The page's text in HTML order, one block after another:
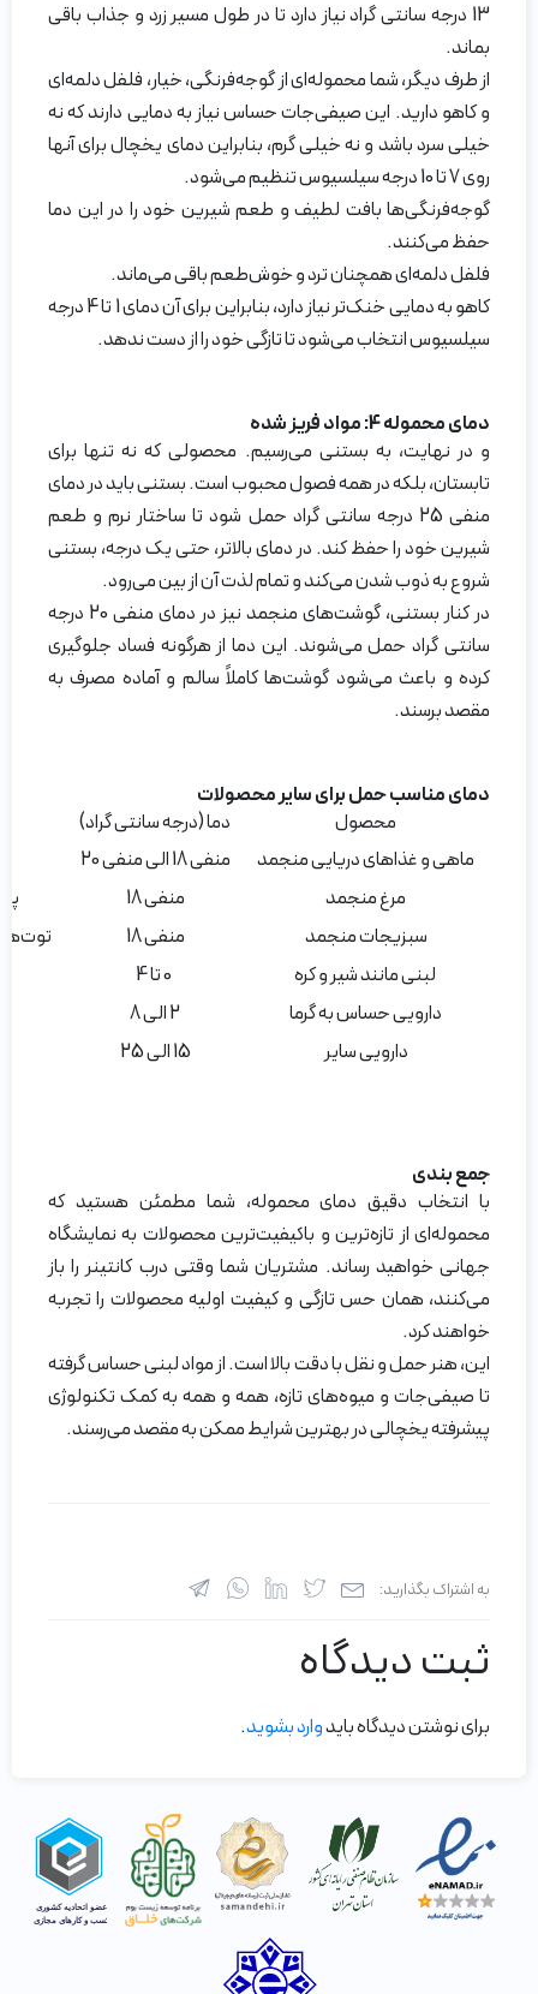
13 درجه سانتی گراد نیاز دارد تا در طول مسیر زرد و جذاب باقی
بماند.
از طرف دیگر، شما محموله‌ای از گوجه‌فرنگی، خیار، فلفل دلمه‌ای
و کاهو دارید. این صیفی‌جات حساس نیاز به دمایی دارند که نه
خیلی سرد باشد و نه خیلی گرم، بنابراین دمای یخچال برای آنها
روی 7 تا 10 درجه سیلسیوس تنظیم می‌شود.
گوجه‌فرنگی‌ها بافت لطیف و طعم شیرین خود را در این دما
حفظ می‌کنند.
فلفل دلمه‌ای همچنان ترد و خوش‌طعم باقی می‌ماند.
کاهو به دمایی خنک‌تر نیاز دارد، بنابراین برای آن دمای 1 تا 4 درجه
سیلسیوس انتخاب می‌شود تا تازگی خود را از دست ندهد.
دمای محموله 4:
مواد فریز شده
و در نهایت، به بستنی می‌رسیم. محصولی که نه تنها برای
تابستان، بلکه در همه فصول محبوب است. بستنی باید در دمای
منفی 25 درجه سانتی گراد حمل شود تا ساختار نرم و طعم
شیرین خود را حفظ کند. در دمای بالاتر، حتی یک درجه، بستنی
شروع به ذوب شدن می‌کند و تمام لذت آن از بین می‌رود.
در کنار بستنی، گوشت‌های منجمد نیز در دمای منفی 20 درجه
سانتی گراد حمل می‌شوند. این دما از هرگونه فساد جلوگیری
کرده و باعث می‌شود گوشت‌ها کاملاً سالم و آماده مصرف به
مقصد برسند.
دمای مناسب حمل برای سایر محصولات
محصول
دما (درجه سانتی گراد)
ماهی و غذاهای دریایی منجمد
منفی 18 الی منفی 20
مرغ منجمد
منفی 18
سبزیجات منجمد
منفی 18
لبنی مانند شیر و کره
دارویی حساس به گرما
2 الی 8
دارویی سایر
15 الی 25
جمع بندی
با انتخاب دقیق دمای محموله، شما مطمئن هستید که
محموله‌ای از تازه‌ترین و باکیفیت‌ترین محصولات به نمایشگاه
جهانی خواهید رساند. مشتریان شما وقتی درب کانتینر را باز
می‌کنند، همان حس تازگی و کیفیت اولیه محصولات را تجربه
خواهند کرد.
این، هنر حمل و نقل با دقت بالا است. از مواد لبنی حساس گرفته
تا صیفی‌جات و میوه‌های تازه، همه و همه به کمک تکنولوژی
پیشرفته یخچالی در بهترین شرایط ممکن به مقصد می‌رسند.
به اشتراک بگذارید:
ثبت دیدگاه
برای نوشتن دیدگاه بایدوارد بشوید.